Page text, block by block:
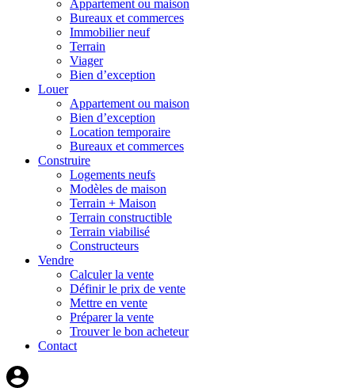
Appartement ou maison
Bureaux et commerces
Immobilier neuf
Terrain
Viager
Bien d’exception
Louer
Appartement ou maison
Bien d’exception
Location temporaire
Bureaux et commerces
Construire
Logements neufs
Modèles de maison
Terrain + Maison
Terrain constructible
Terrain viabilisé
Constructeurs
Vendre
Calculer la vente
Définir le prix de vente
Mettre en vente
Préparer la vente
Trouver le bon acheteur
Contact